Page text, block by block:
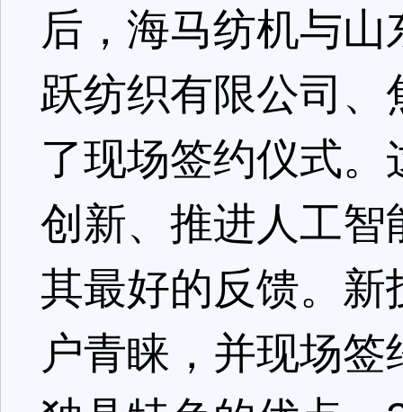
后，海马纺机与
跃纺织有限公司
了现场签约仪式
创新、推进人工
其最好的反馈。
户青睐，并现场